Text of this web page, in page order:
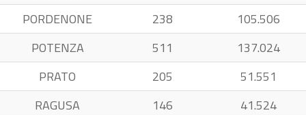
PORDENONE
238
105.506
POTENZA
511
137.024
PRATO
205
51.551
RAGUSA
146
41.524